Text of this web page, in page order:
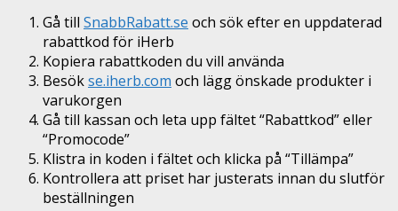
Gå till SnabbRabatt.se och sök efter en uppdaterad
rabattkod för iHerb
Kopiera rabattkoden du vill använda
Besökse.iherb.com och lägg önskade produkter i
varukorgen
Gå till kassan och leta upp fältet “Rabattkod” eller
“Promocode”
Klistra in koden i fältet och klicka på “Tillämpa”
Kontrollera att priset har justerats innan du slutför
beställningen